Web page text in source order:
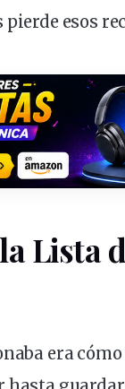
pierde esos
Lista
era cómo